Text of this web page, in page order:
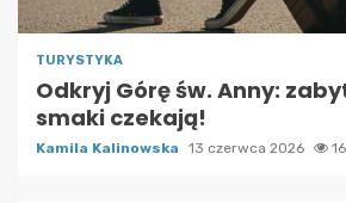
TURYSTYKA
Odkryj Górę św. Anny:
smaki czekają!
Kamila Kalinowska 13 czerwca 2026